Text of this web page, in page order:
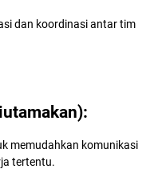
dan koordinasi antar tim
memudahkan komunikasi
tertentu.